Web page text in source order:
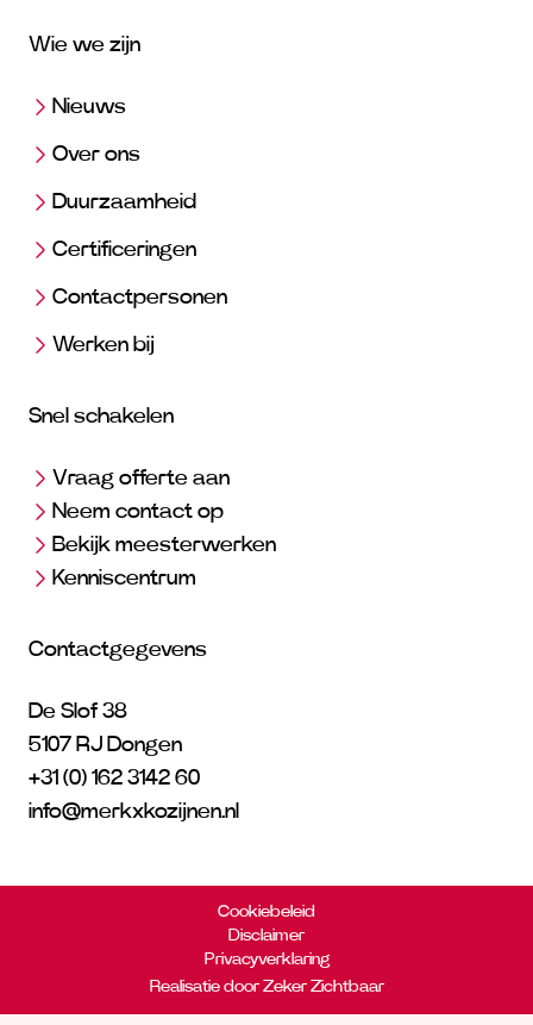
Wie we zijn
Nieuws
Over ons
Duurzaamheid
Certificeringen
Contactpersonen
Werken bij
Snel schakelen
Vraag offerte aan
Neem contact op
Bekijk meesterwerken
Kenniscentrum
Contactgegevens
De Slof 38
5107 RJ Dongen
+31 (0) 162 3142 60
info@merkxkozijnen.nl
Cookiebeleid
Disclaimer
Privacyverklaring
Realisatie door Zeker Zichtbaar